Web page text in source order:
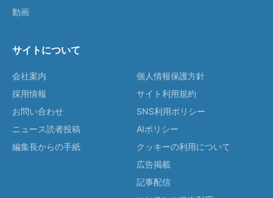
動画
サイトについて
会社案内
採用情報
お問い合わせ
ニュース読者投稿
編集長からの手紙
個人情報保護方針
サイト利用規約
SNS利用ポリシー
AIポリシー
クッキーの利用について
広告掲載
記事配信